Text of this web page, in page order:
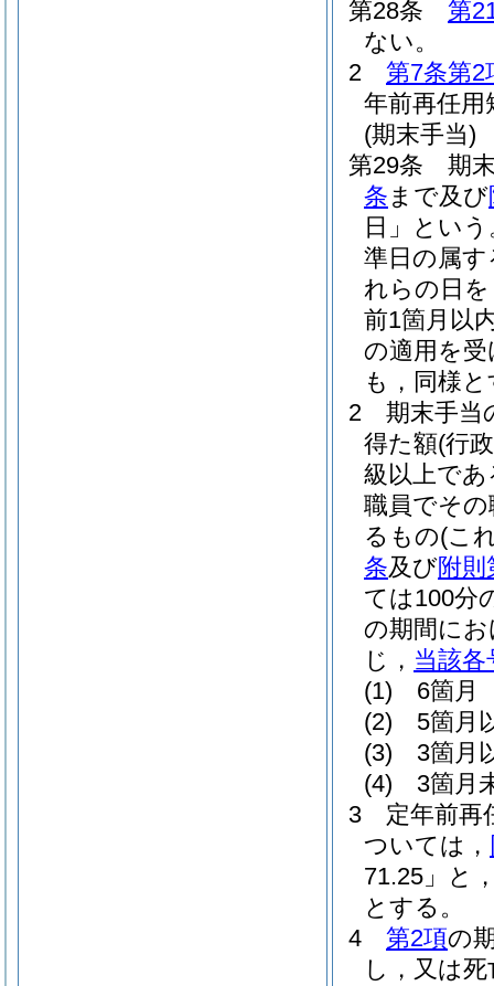
第28条
第
ない。
2
第7条第2
年前再任
(期末手当)
第29条
期
条 まで及び
日」という
準日の属
れらの日
前1箇月以
の適用を
も，同様
2
期末手当
得た額(行
級以上で
職員でそ
るもの(こ
条及び附則
ては100分
の期間に
じ， 当該各
(1)
6箇月
(2)
5箇月
(3)
3箇月
(4)
3箇月
3
定年前再
ついては，
71.25」と
とする。
4
第2項の
し，又は